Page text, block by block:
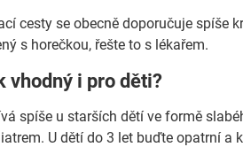
cesty se obecně doporučuje spíše
s horečkou, řešte to s lékařem.
vhodný i pro děti?
spíše u starších dětí ve formě
U dětí do 3 let buďte opatrní a